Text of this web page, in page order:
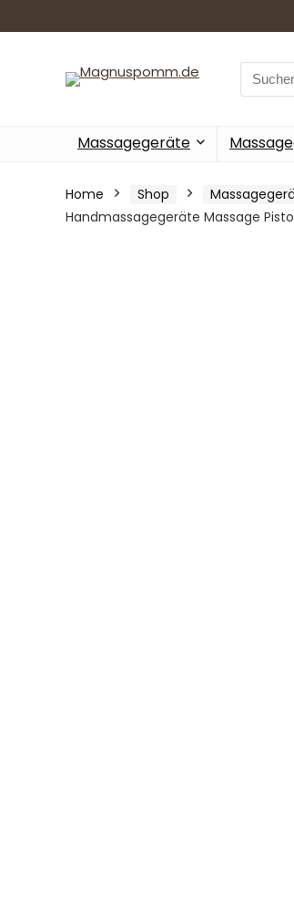
Search
for:
Massagegeräte
Home Shop
Handmassagegeräte Massage